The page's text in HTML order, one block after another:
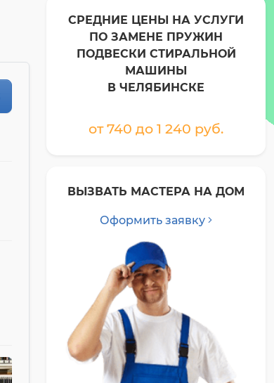
СРЕДНИЕ ЦЕНЫ НА УСЛУГИ
ПО ЗАМЕНЕ ПРУЖИН
ПОДВЕСКИ СТИРАЛЬНОЙ
МАШИНЫ
В ЧЕЛЯБИНСКЕ
от 740 до 1 240 pyб.
ВЫЗВАТЬ МАСТЕРА НА ДОМ
Оформить заявку